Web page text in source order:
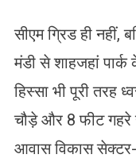
सीएम ग्रिड ही नहीं,
मंडी से शाहजहां पार्क
हिस्सा भी पूरी तरह
चौड़े और 8 फीट गहरे
आवास विकास